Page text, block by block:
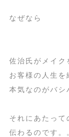
なぜなら
佐治氏がメイク
お客様の人生を
本気なのがバシ
それにあたって
伝わるのです。